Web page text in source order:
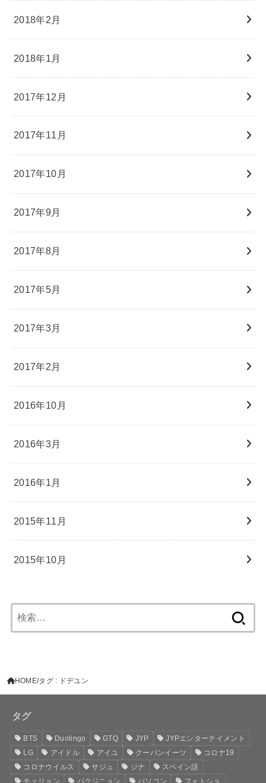
2018年2月
2018年1月
2017年12月
2017年11月
2017年10月
2017年9月
2017年8月
2017年5月
2017年3月
2017年2月
2016年10月
2016年3月
2016年1月
2015年11月
2015年10月
索:
HOME タグ : ドデユン
タグ
BTS Duolingo GTQ JYP
JYPエンターテイメント
LG
アイドル アイユ クーパンイーツ
コロナ19
コロナウイルス
サジュ ジナ
スペイン語
チェリョン
パクジニョン パソコン フォトショ